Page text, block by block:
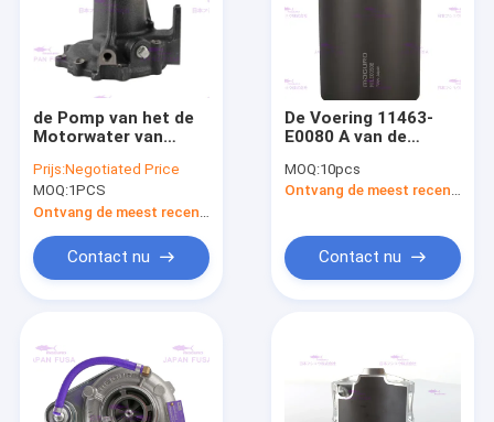
Thuis
de Pomp van het de
Motorwater van
VH16100E0070 voor
HINO j08e-TM
Prijs:Negotiated Price
MOQ:1PCS
Contact nu
De Voering 11463-
E0080 A van de
HINO-
Vrachtwagensmotor
MOQ:10pcs
Ontvang de meest recente Prijs
Contact nu